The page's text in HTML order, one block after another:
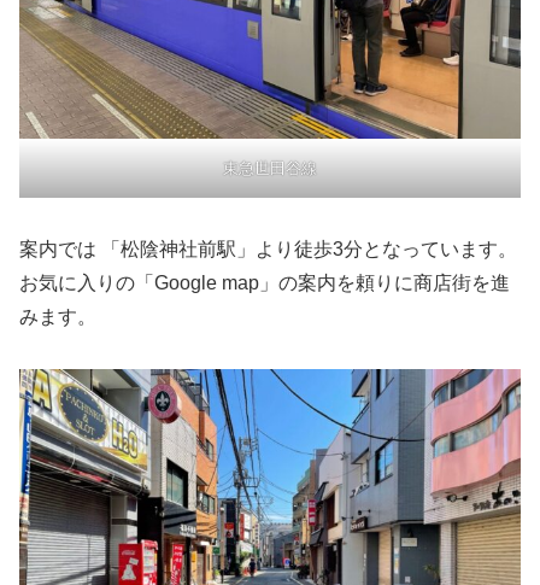
東急世田谷線
案内では 「松陰神社前駅」より徒歩3分となっています。
お気に入りの「Google map」の案内を頼りに商店街を進
みます。